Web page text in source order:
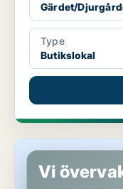
Gärdet/
Type
Butikslokal
Butikslokal i Uppsala,
Vi